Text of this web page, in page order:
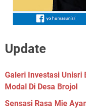
Update
Galeri Investasi Unisri
Modal Di Desa Brojol
Sensasi Rasa Mie